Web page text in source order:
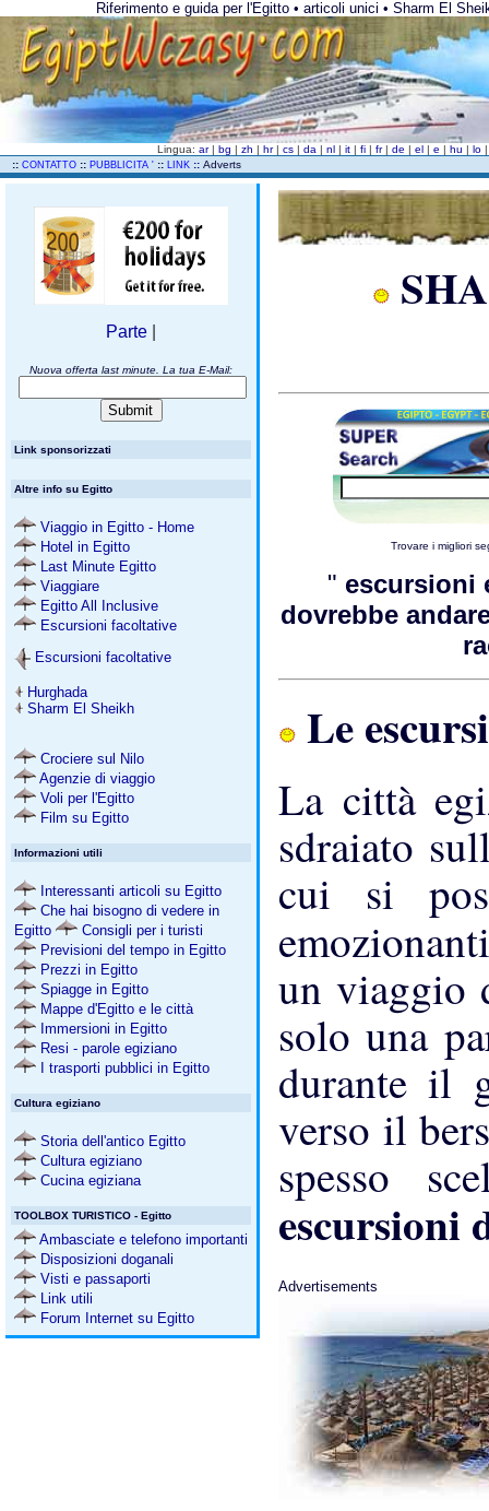
Riferimento e guida per l'Egitto • articoli unici • Sharm El
Lingua:ar |bg |zh |hr |cs |da |nl |it |fi |fr |de |el |e |hu |lo
:: CONTATTO :: PUBBLICITA ' :: LINK :: Adverts
Parte
Nuova offerta last minute. La tua E-Mail:
Link sponsorizzati
Altre info su Egitto
Viaggio in Egitto - Home
Hotel in Egitto
Last Minute Egitto
Viaggiare
Egitto All Inclusive
Escursioni facoltative
Escursioni facoltative
Hurghada
Sharm El Sheikh
Crociere sul Nilo
Agenzie di viaggio
Voli per l'Egitto
Film su Egitto
Informazioni utili
Interessanti articoli su Egitto
Che hai bisogno di vedere in
Egitto
Consigli per i turisti
Previsioni del tempo in Egitto
Prezzi in Egitto
Spiagge in Egitto
Mappe d'Egitto e le città
Immersioni in Egitto
Resi - parole egiziano
I trasporti pubblici in Egitto
Cultura egiziano
Storia dell'antico Egitto
Cultura egiziano
Cucina egiziana
TOOLBOX TURISTICO - Egitto
Ambasciate e telefono importanti
Disposizioni doganali
Visti e passaporti
Link utili
Forum Internet su Egitto
Trovare i migliori
" escursioni
dovrebbe
Le
La città
sdraiato
cui si
un viaggio
solo una
durante il
verso il
spesso
escursioni
Advertisements